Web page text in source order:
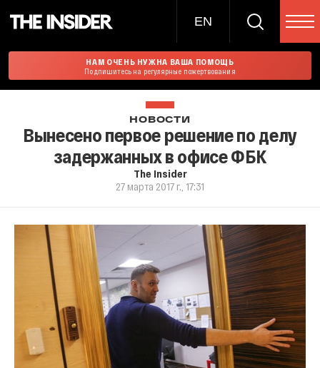
EN
НАМ ОЧЕНЬ НУЖНА ВАША ПОМОЩЬ
Подпишитесь на регулярные пожертвования
НОВОСТИ
Вынесено первое решение по делу
задержанных в офисе ФБК
The Insider
27 марта 2017 г., 17:31